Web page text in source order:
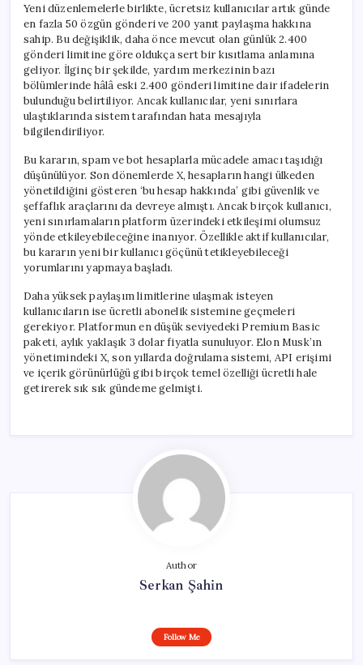
Yeni düzenlemelerle birlikte, ücretsiz kullanıcılar artık günde
en fazla 50 özgün gönderi ve 200 yanıt paylaşma hakkına
sahip. Bu değişiklik, daha önce mevcut olan günlük 2.400
gönderi limitine göre oldukça sert bir kısıtlama anlamına
geliyor. İlginç bir şekilde, yardım merkezinin bazı
bölümlerinde hâlâ eski 2.400 gönderi limitine dair ifadelerin
bulunduğu belirtiliyor. Ancak kullanıcılar, yeni sınırlara
ulaştıklarında sistem tarafından hata mesajıyla
bilgilendiriliyor.
Bu kararın, spam ve bot hesaplarla mücadele amacı taşıdığı
düşünülüyor. Son dönemlerde X, hesapların hangi ülkeden
yönetildiğini gösteren ‘bu hesap hakkında’ gibi güvenlik ve
şeffaflık araçlarını da devreye almıştı. Ancak birçok kullanıcı,
yeni sınırlamaların platform üzerindeki etkileşimi olumsuz
yönde etkileyebileceğine inanıyor. Özellikle aktif kullanıcılar,
bu kararın yeni bir kullanıcı göçünü tetikleyebileceği
yorumlarını yapmaya başladı.
Daha yüksek paylaşım limitlerine ulaşmak isteyen
kullanıcıların ise ücretli abonelik sistemine geçmeleri
gerekiyor. Platformun en düşük seviyedeki Premium Basic
paketi, aylık yaklaşık 3 dolar fiyatla sunuluyor. Elon Musk’ın
yönetimindeki X, son yıllarda doğrulama sistemi, API erişimi
ve içerik görünürlüğü gibi birçok temel özelliği ücretli hale
getirerek sık sık gündeme gelmişti.
Author
Serkan Şahin
Follow Me